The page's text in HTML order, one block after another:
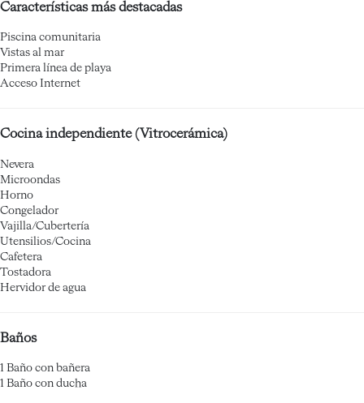
Características más destacadas
Piscina comunitaria
Vistas al mar
Primera línea de playa
Acceso Internet
Cocina independiente (Vitrocerámica)
Nevera
Microondas
Horno
Congelador
Vajilla/Cubertería
Utensilios/Cocina
Cafetera
Tostadora
Hervidor de agua
Baños
1 Baño con bañera
1 Baño con ducha